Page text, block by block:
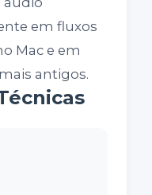
em fluxos
Mac e em
antigos.